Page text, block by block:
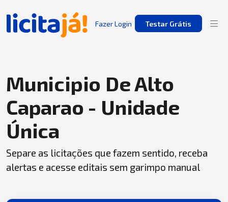
Fazer Login Testar Grátis
Municipio De Alto
Caparao - Unidade
Única
Separe as licitações que fazem sentido, receba
alertas e acesse editais sem garimpo manual